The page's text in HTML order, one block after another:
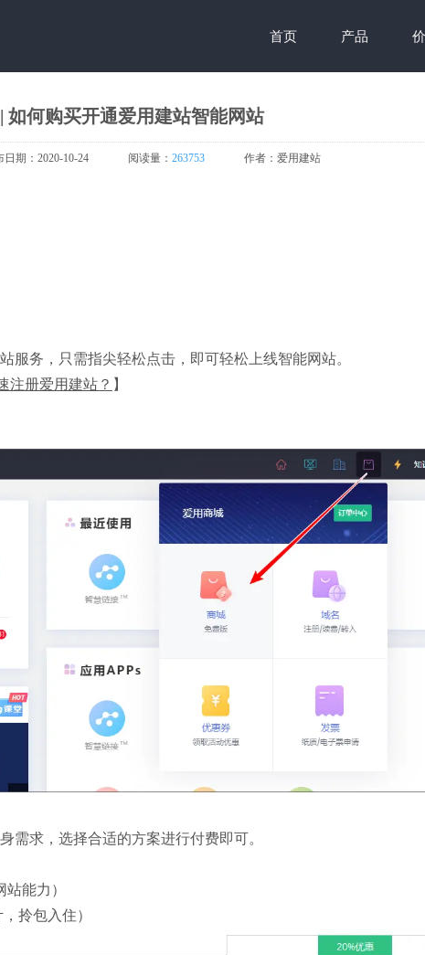
首页 产品
如何购买开通爱用建站智能网站
日期： 2020-10-24 阅读量： 263753 作者： 爱用建站
服务，只需指尖轻松点击，即可轻松上线智能网站。
注册爱用建站？ 】
需求，选择合适的方案进行付费即可。
能力）
拎包入住）